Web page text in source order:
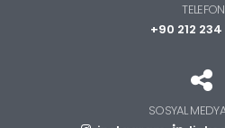
TELEFON
+90 212 234
SOSYAL